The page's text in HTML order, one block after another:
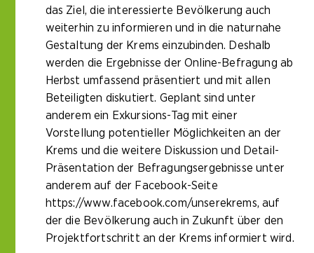
das Ziel, die interessierte Bevölkerung auch
weiterhin zu informieren und in die naturnahe
Gestaltung der Krems einzubinden. Deshalb
werden die Ergebnisse der Online-Befragung ab
Herbst umfassend präsentiert und mit allen
Beteiligten diskutiert. Geplant sind unter
anderem ein Exkursions-Tag mit einer
Vorstellung potentieller Möglichkeiten an der
Krems und die weitere Diskussion und Detail-
Präsentation der Befragungsergebnisse unter
anderem auf der Facebook-Seite
https://www.facebook.com/unserekrems, auf
der die Bevölkerung auch in Zukunft über den
Projektfortschritt an der Krems informiert wird.